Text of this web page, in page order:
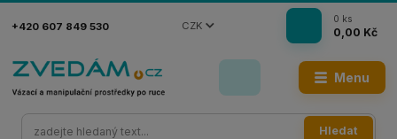
Menu
CZK
Hledat
+420 607 849 530
0 ks
0,00 Kč